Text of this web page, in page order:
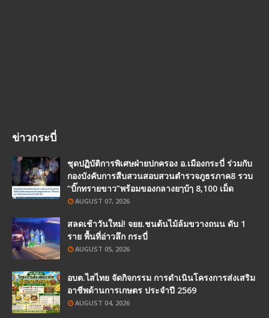
ข่าวกระบี่
ชุดปฏิบัติการพิเศษฝ่ายปกครอง อ.เมืองกระบี่ ร่วมกับ
กองบังคับการสืบสวนสอบสวนตำรวจภูธรภาค8 รวบ
“บิ๊กทรายขาว”พร้อมของกลางยๅบ้ๅ 8,100 เม็ด
AUGUST 07, 2026
สลดเช้าวันใหม่! จยย.ชนต้นไม้ล้มขวางถนน ดับ 1
ราย พื้นที่อ่าวลึก กระบี่
AUGUST 05, 2026
อบต.ไสไทย จัดกิจกรรม การดำเนินโครงการส่งเสริม
อาชีพด้านการเกษตร ประจำปี 2569
AUGUST 04, 2026